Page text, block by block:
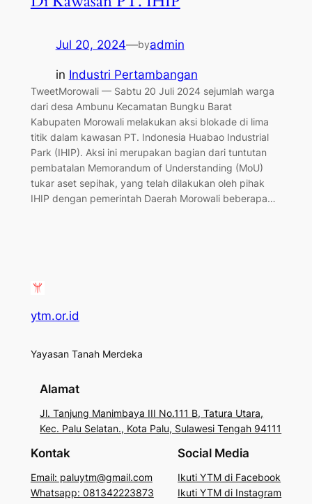
Jul 20, 2024—byadmin
in Industri Pertambangan
TweetMorowali — Sabtu 20 Juli 2024 sejumlah warga
dari desa Ambunu Kecamatan Bungku Barat
Kabupaten Morowali melakukan aksi blokade di lima
titik dalam kawasan PT. Indonesia Huabao Industrial
Park (IHIP). Aksi ini merupakan bagian dari tuntutan
pembatalan Memorandum of Understanding (MoU)
tukar aset sepihak, yang telah dilakukan oleh pihak
IHIP dengan pemerintah Daerah Morowali beberapa…
ytm.or.id
Yayasan Tanah Merdeka
Alamat
Jl. Tanjung Manimbaya III No.111 B, Tatura Utara,
Kec. Palu Selatan., Kota Palu, Sulawesi Tengah 94111
Kontak
Email: paluytm@gmail.com
Whatsapp: 081342223873
Social Media
Ikuti YTM di Facebook
Ikuti YTM di Instagram